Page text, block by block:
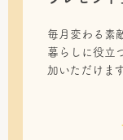
毎月変わる素
暮らしに役立
加いただけます